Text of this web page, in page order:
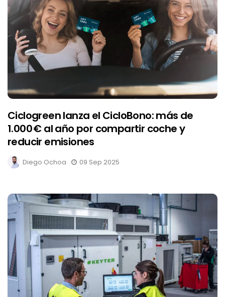
Ciclogreen lanza el CicloBono: más de
1.000 € al año por compartir coche y
reducir emisiones
Diego Ochoa 09 Sep 2025